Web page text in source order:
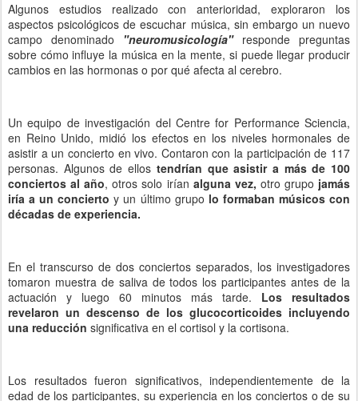
Algunos estudios realizado con anterioridad, exploraron los
aspectos psicológicos de escuchar música, sin embargo un nuevo
campo denominado "neuromusicología"responde preguntas
sobre cómo influye la música en la mente, si puede llegar producir
cambios en las hormonas o por qué afecta al cerebro.
Un equipo de investigación del Centre for Performance Sciencia,
en Reino Unido, midió los efectos en los niveles hormonales de
asistir a un concierto en vivo. Contaron con la participación de 117
personas. Algunos de ellos tendrían que asistir a más de 100
conciertos al año, otros solo irían alguna vez, otro grupo jamás
iría a un concierto y un último grupo lo formaban músicos con
décadas de experiencia.
En el transcurso de dos conciertos separados, los investigadores
tomaron muestra de saliva de todos los participantes antes de la
actuación y luego 60 minutos más tarde. Los resultados
revelaron un descenso de los glucocorticoides incluyendo
una reducción significativa en el cortisol y la cortisona.
Los resultados fueron significativos, independientemente de la
edad de los participantes, su experiencia en los conciertos o de su